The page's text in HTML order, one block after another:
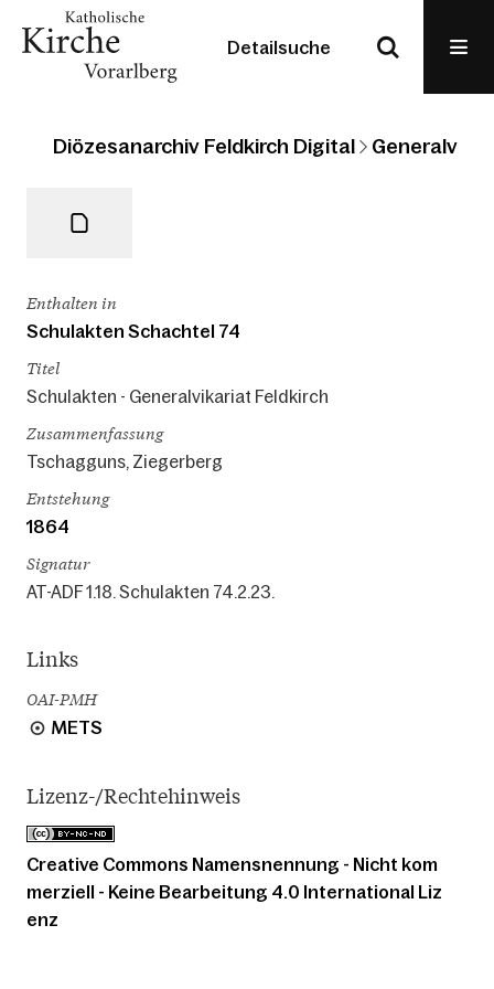
Detailsuche
Diözesanarchiv Feldkirch Digital
Enthalten in
Schulakten Schachtel 74
Titel
Schulakten - Generalvikariat Feldkirch
Zusammenfassung
Tschagguns, Ziegerberg
Entstehung
1864
Signatur
AT-ADF 1.18. Schulakten 74.2.23.
Links
OAI-PMH
METS
Lizenz-/Rechtehinweis
Creative Commons Namensnennung - Nicht kom
merziell - Keine Bearbeitung 4.0 International Liz
enz